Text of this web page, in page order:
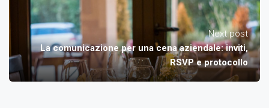
Next post
La comunicazione per una cena aziendale: inviti,
RSVP e protocollo